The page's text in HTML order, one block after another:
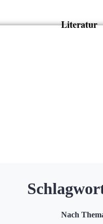
Literatur
Nach